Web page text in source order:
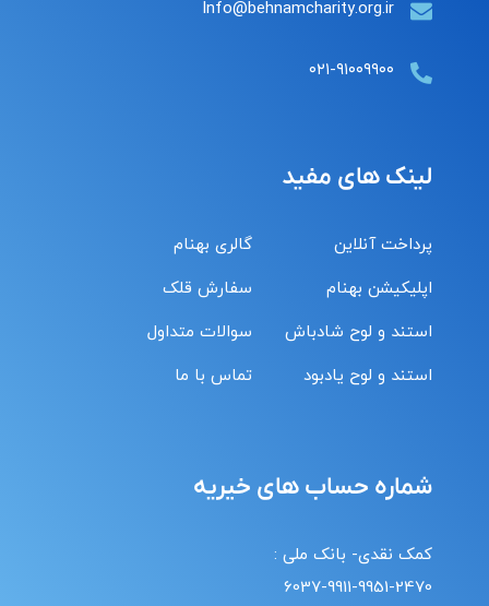
Info@behnamcharity.org.ir
۰۲۱-۹۱۰۰۹۹۰۰
لینک های مفید
پرداخت آنلاین
اپلیکیشن بهنام
استند و لوح شادباش
استند و لوح یادبود
گالری بهنام
سفارش قلک
سوالات متداول
تماس با ما
شماره حساب های خیریه
کمک نقدی- بانک ملی :
6037-9911-9951-2470